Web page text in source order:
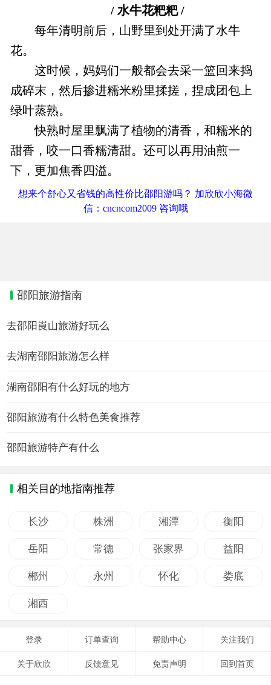
/ 水牛花粑粑 /
每年清明前后，山野里到处开满了水牛
花。
这时候，妈妈们一般都会去采一篮回来捣
成碎末，然后掺进糯米粉里揉搓，捏成团包上
绿叶蒸熟。
快熟时屋里飘满了植物的清香，和糯米的
甜香，咬一口香糯清甜。还可以再用油煎一
下，更加焦香四溢。
想来个舒心又省钱的高性价比邵阳游吗？ 加欣欣小海微
信：cncncom2009 咨询哦
邵阳旅游指南
去邵阳崀山旅游好玩么
去湖南邵阳旅游怎么样
湖南邵阳有什么好玩的地方
邵阳旅游有什么特色美食推荐
邵阳旅游特产有什么
相关目的地指南推荐
长沙 株洲 湘潭 衡阳
岳阳 常德 张家界 益阳
郴州 永州 怀化 娄底
湘西
登录 订单查询 帮助中心 关注我们
关于欣欣 反馈意见 免责声明 回到首页